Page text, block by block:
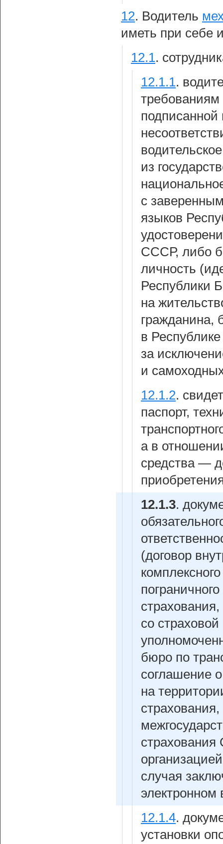
12. Водитель
иметь при себе
12.1.
12.1.1.
подписанной
из
с
языков
СССР, либо
личность
Республики
на
гражданина,
в
за
и
12.1.2.
паспорт,
а в
средства —
12.1.3.
(договор
со страховой
бюро по
соглашение
на
страхования
случая
электронном
12.1.4.
установки